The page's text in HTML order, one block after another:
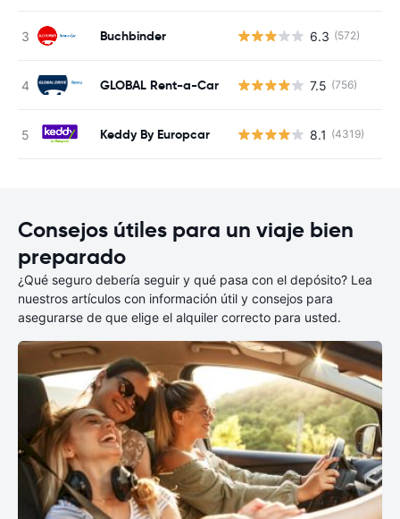
Buchbinder 6.3 (572)
GLOBAL Rent-a-Car 7.5 (756)
Keddy By Europcar 8.1 (4319)
Consejos útiles para un viaje bien
preparado
¿Qué seguro debería seguir y qué pasa con el depósito? Lea
nuestros artículos con información útil y consejos para
asegurarse de que elige el alquiler correcto para usted.